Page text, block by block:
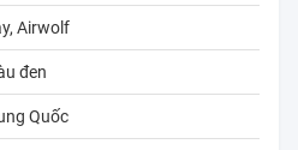
Airwolf
đen
Quốc